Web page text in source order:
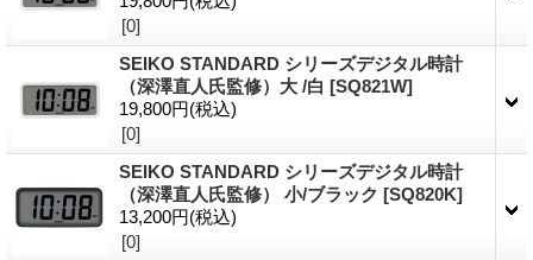
[0]
SEIKO STANDARD シリーズデジタル時計
（深澤直人氏監修）大 /白 [SQ821W]
19,800円(税込)
[0]
SEIKO STANDARD シリーズデジタル時計
（深澤直人氏監修） 小/ブラック [SQ820K]
13,200円(税込)
[0]